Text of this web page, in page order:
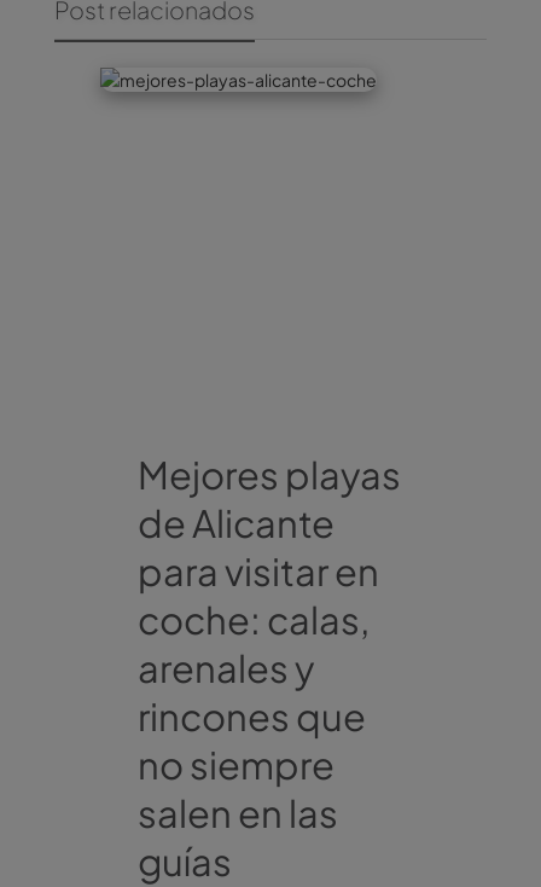
Post relacionados
Mejores playas
de Alicante
para visitar en
coche: calas,
arenales y
rincones que
no siempre
salen en las
guías